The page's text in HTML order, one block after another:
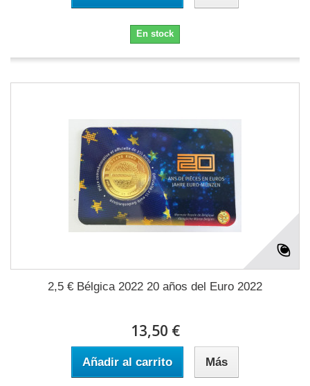
En stock
2,5 € Bélgica 2022 20 años del Euro 2022
13,50 €
Añadir al carrito Más